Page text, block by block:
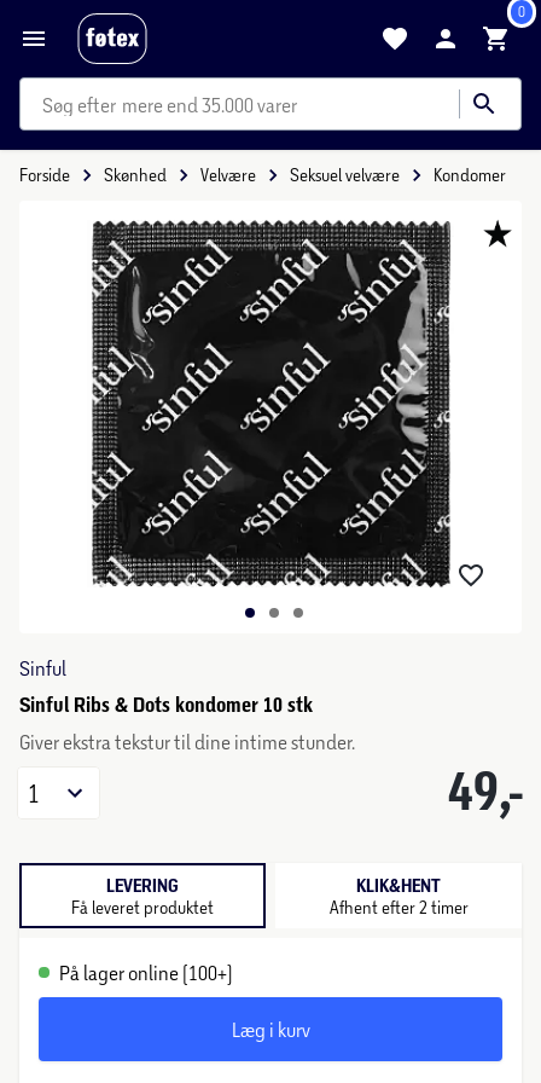
0
mere end 35.000 varer
Forside Skønhed Velvære Seksuel velvære Kondomer
Sinful
Sinful Ribs & Dots kondomer 10 stk
Giver ekstra tekstur til dine intime stunder.
49,-
1
LEVERING
Få leveret produktet
KLIK&HENT
Afhent efter 2 timer
På lager online (100+)
Læg i kurv